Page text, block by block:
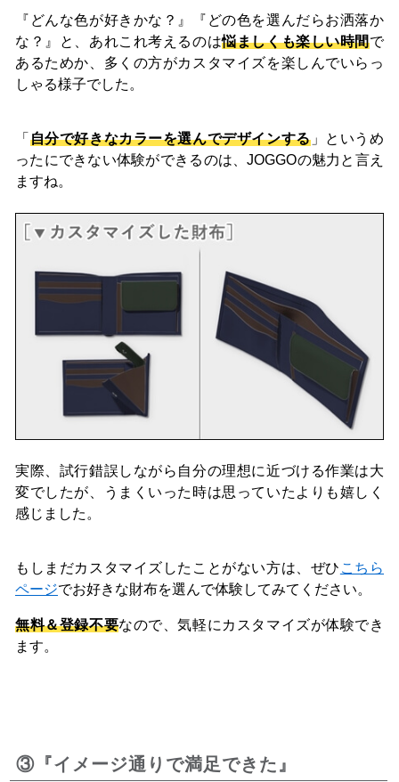
『どんな色が好きかな？』『どの色を選んだらお洒落か
な？』と、あれこれ考えるのは悩ましくも楽しい時間で
あるためか、多くの方がカスタマイズを楽しんでいらっ
しゃる様子でした。
「 自分で好きなカラーを選んでデザインする」というめ
ったにできない体験ができるのは、JOGGOの魅力と言え
ますね。
実際、試行錯誤しながら自分の理想に近づける作業は大
変でしたが、うまくいった時は思っていたよりも嬉しく
感じました。
もしまだカスタマイズしたことがない方は、ぜひ こちら
ページでお好きな財布を選んで体験してみてください。
無料＆登録不要なので、気軽にカスタマイズが体験でき
ます。
③『イメージ通りで満足できた』